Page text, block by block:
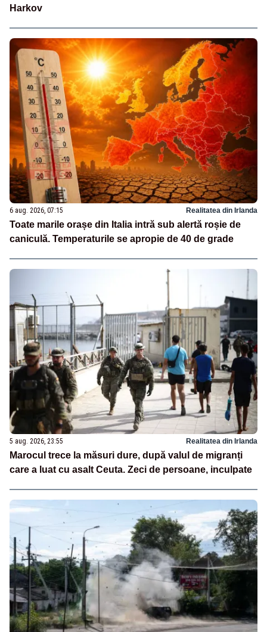
Harkov
6 aug. 2026, 07:15 Realitatea din Irlanda
Toate marile orașe din Italia intră sub alertă roșie de
caniculă. Temperaturile se apropie de 40 de grade
5 aug. 2026, 23:55 Realitatea din Irlanda
Marocul trece la măsuri dure, după valul de migranți
care a luat cu asalt Ceuta. Zeci de persoane, inculpate